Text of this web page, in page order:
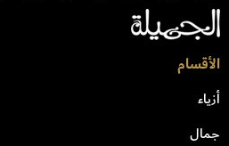
الأقسام
أزياء
جمال